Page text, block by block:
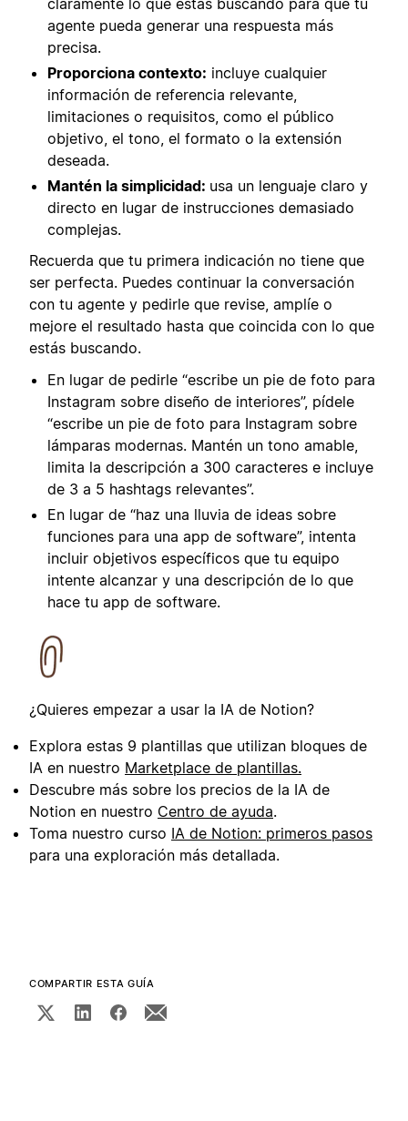
claramente lo que estás buscando para que tu
agente pueda generar una respuesta más
precisa.
Proporciona contexto: incluye cualquier
información de referencia relevante,
limitaciones o requisitos, como el público
objetivo, el tono, el formato o la extensión
deseada.
Mantén la simplicidad: usa un lenguaje claro y
directo en lugar de instrucciones demasiado
complejas.
Recuerda que tu primera indicación no tiene que
ser perfecta. Puedes continuar la conversación
con tu agente y pedirle que revise, amplíe o
mejore el resultado hasta que coincida con lo que
estás buscando.
En lugar de pedirle “escribe un pie de foto para
Instagram sobre diseño de interiores”, pídele
“escribe un pie de foto para Instagram sobre
lámparas modernas. Mantén un tono amable,
limita la descripción a 300 caracteres e incluye
de 3 a 5 hashtags relevantes”.
En lugar de “haz una lluvia de ideas sobre
funciones para una app de software”, intenta
incluir objetivos específicos que tu equipo
intente alcanzar y una descripción de lo que
hace tu app de software.
¿Quieres empezar a usar la IA de Notion?
Explora estas 9 plantillas que utilizan bloques de
IA en nuestro Marketplace de plantillas.
Descubre más sobre los precios de la IA de
Notion en nuestro Centro de ayuda.
Toma nuestro curso IA de Notion: primeros pasos
para una exploración más detallada.
COMPARTIR ESTA GUÍA